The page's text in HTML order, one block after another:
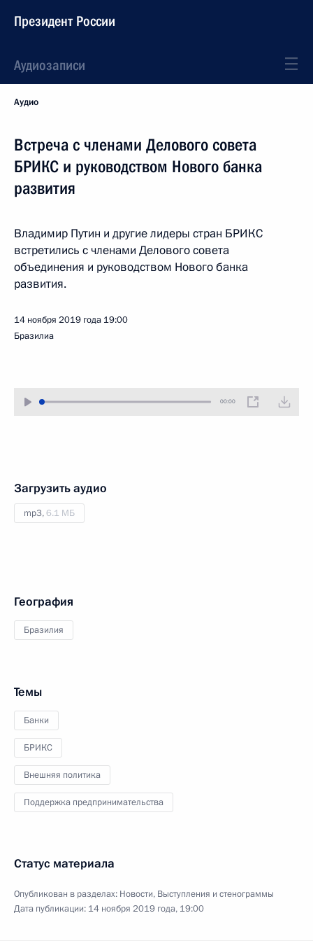
Президент России
Аудиозаписи
Аудио
Встреча с членами Делового совета
БРИКС и руководством Нового банка
развития
Владимир Путин и другие лидеры стран БРИКС
встретились с членами Делового совета
объединения и руководством Нового банка
развития.
14 ноября 2019 года 19:00
Бразилиа
00:00
Загрузить аудио
mp3,6.1 МБ
География
Бразилия
Темы
Банки
БРИКС
Внешняя политика
Поддержка предпринимательства
Статус материала
Опубликован в разделах: Новости, Выступления и стенограммы
Дата публикации: 14 ноября 2019 года, 19:00